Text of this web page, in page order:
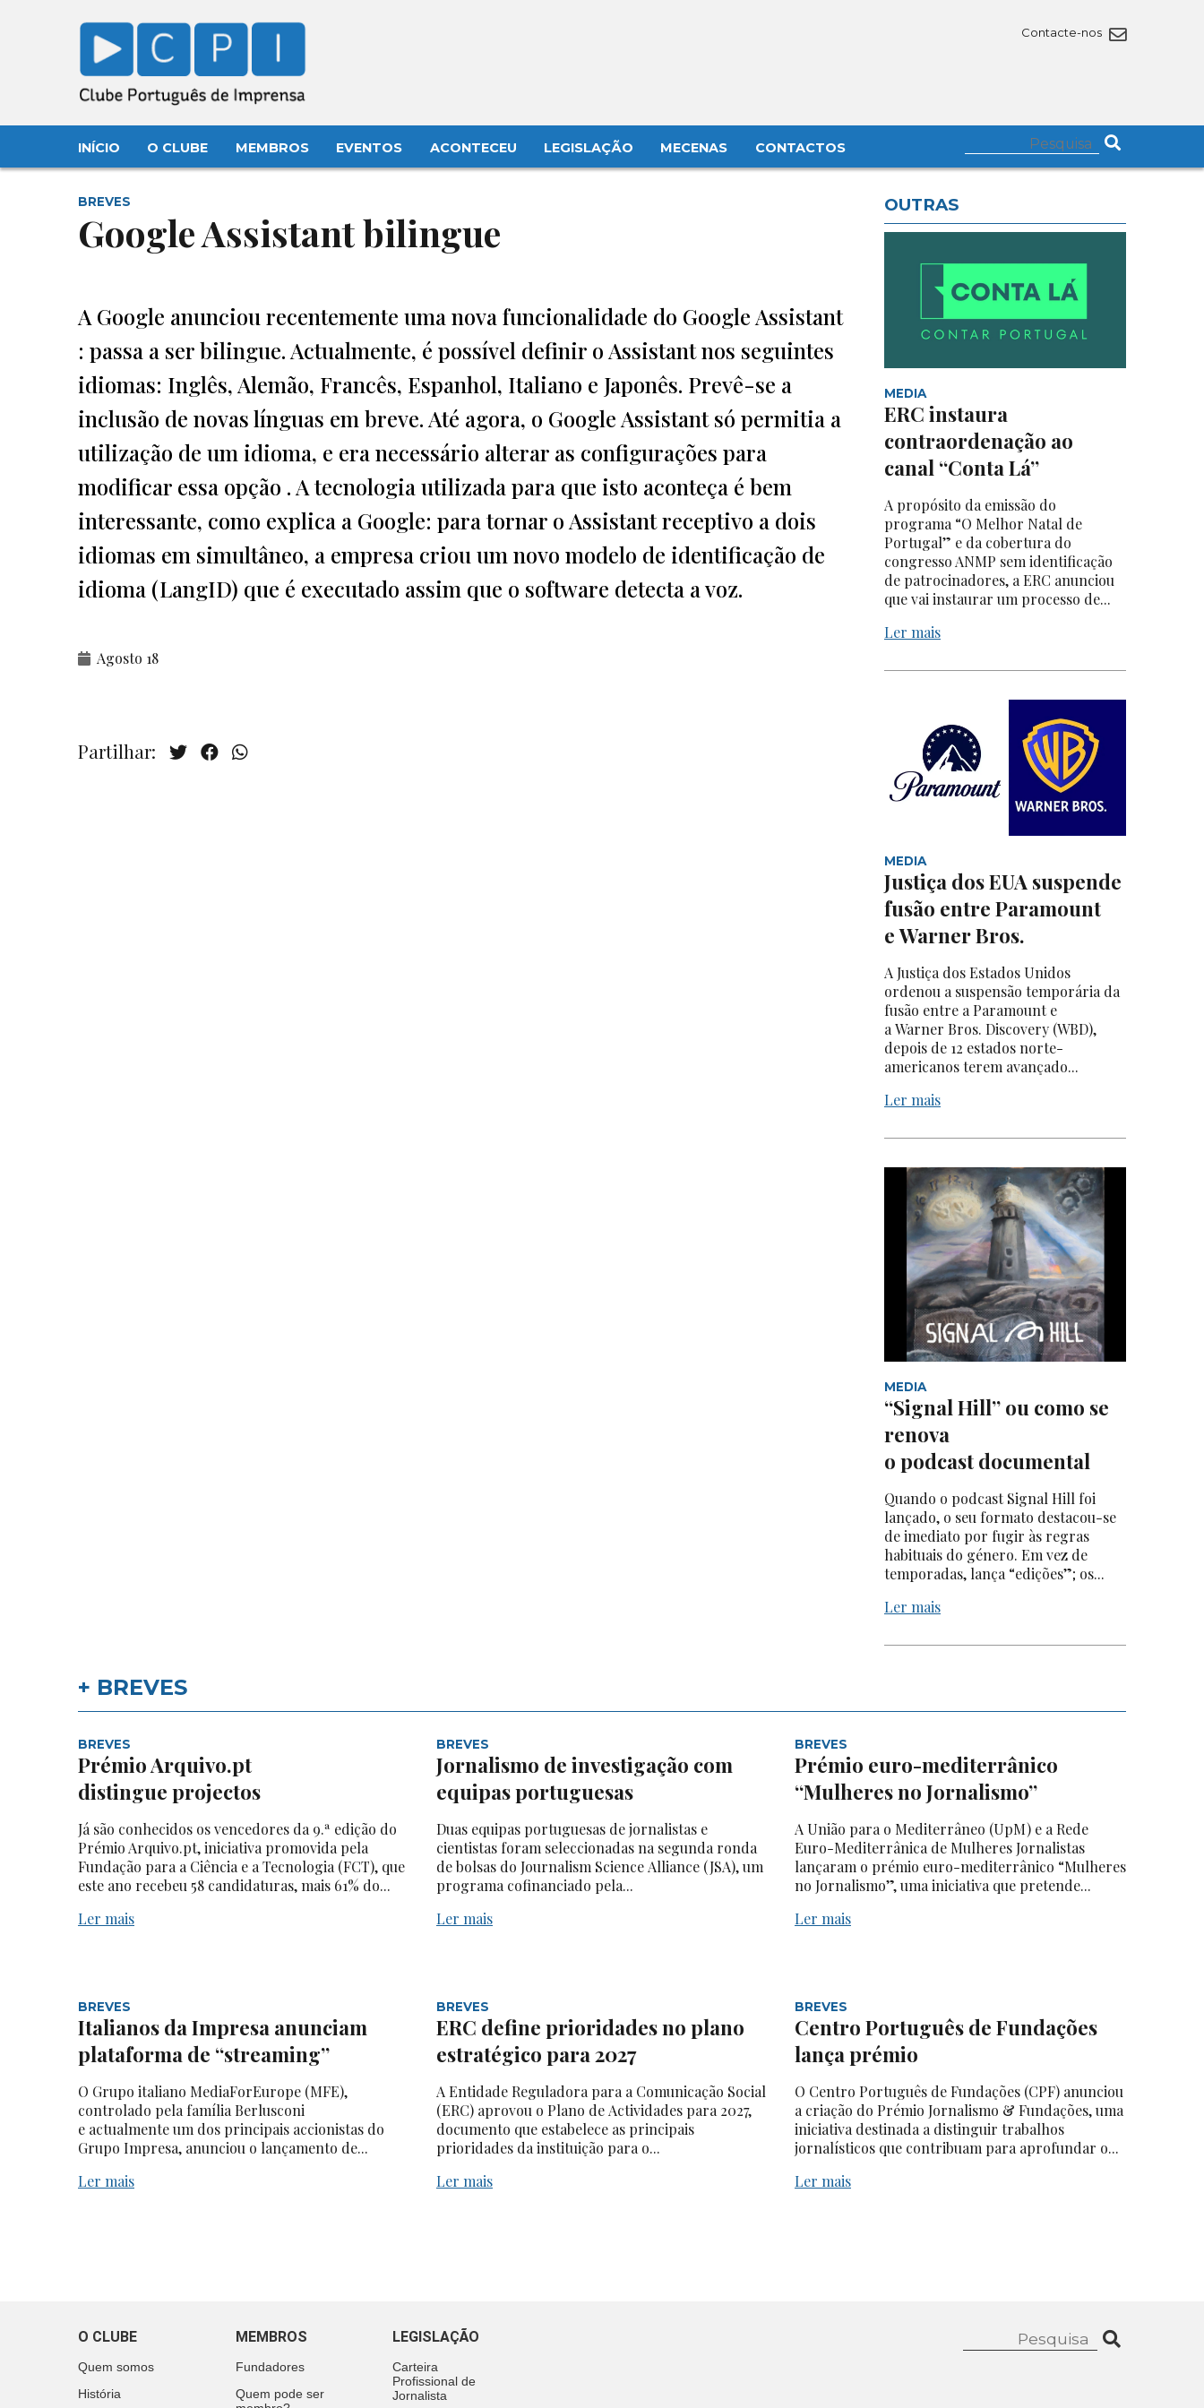
Contacte-nos
INÍCIO O CLUBE MEMBROS EVENTOS ACONTECEU LEGISLAÇÃO MECENAS CONTACTOS
BREVES
Google Assistant bilingue
A Google anunciou recentemente uma nova funcionalidade do Google Assistant
: passa a ser bilingue. Actualmente, é possível definir o Assistant nos seguintes
idiomas: Inglês, Alemão, Francês, Espanhol, Italiano e Japonês. Prevê-se a
inclusão de novas línguas em breve. Até agora, o Google Assistant só permitia a
utilização de um idioma, e era necessário alterar as configurações para
modificar essa opção . A tecnologia utilizada para que isto aconteça é bem
interessante, como explica a Google: para tornar o Assistant receptivo a dois
idiomas em simultâneo, a empresa criou um novo modelo de identificação de
idioma (LangID) que é executado assim que o software detecta a voz.
Agosto 18
Partilhar:
OUTRAS
MEDIA
ERC instaura
contraordenação ao
canal “Conta Lá”
A propósito da emissão do
programa “O Melhor Natal de
Portugal” e da cobertura do
congresso ANMP sem identificação
de patrocinadores, a ERC anunciou
que vai instaurar um processo de...
Ler mais
MEDIA
Justiça dos EUA suspende
fusão entre Paramount
e Warner Bros.
A Justiça dos Estados Unidos
ordenou a suspensão temporária da
fusão entre a Paramount e
a Warner Bros. Discovery (WBD),
depois de 12 estados norte-
americanos terem avançado...
Ler mais
MEDIA
“Signal Hill” ou como se
renova
o podcast documental
Quando o podcast Signal Hill foi
lançado, o seu formato destacou-se
de imediato por fugir às regras
habituais do género. Em vez de
temporadas, lança “edições”; os...
Ler mais
+ BREVES
BREVES
Prémio Arquivo.pt
distingue projectos
Já são conhecidos os vencedores da 9.ª edição do
Prémio Arquivo.pt, iniciativa promovida pela
Fundação para a Ciência e a Tecnologia (FCT), que
este ano recebeu 58 candidaturas, mais 61% do...
Ler mais
BREVES
Jornalismo de investigação com
equipas portuguesas
Duas equipas portuguesas de jornalistas e
cientistas foram seleccionadas na segunda ronda
de bolsas do Journalism Science Alliance (JSA), um
programa cofinanciado pela...
Ler mais
BREVES
Prémio euro-mediterrânico
“Mulheres no Jornalismo”
A União para o Mediterrâneo (UpM) e a Rede
Euro-Mediterrânica de Mulheres Jornalistas
lançaram o prémio euro-mediterrânico “Mulheres
no Jornalismo”, uma iniciativa que pretende...
Ler mais
BREVES
Italianos da Impresa anunciam
plataforma de “streaming”
O Grupo italiano MediaForEurope (MFE),
controlado pela família Berlusconi
e actualmente um dos principais accionistas do
Grupo Impresa, anunciou o lançamento de...
Ler mais
BREVES
ERC define prioridades no plano
estratégico para 2027
A Entidade Reguladora para a Comunicação Social
(ERC) aprovou o Plano de Actividades para 2027,
documento que estabelece as principais
prioridades da instituição para o...
Ler mais
BREVES
Centro Português de Fundações
lança prémio
O Centro Português de Fundações (CPF) anunciou
a criação do Prémio Jornalismo & Fundações, uma
iniciativa destinada a distinguir trabalhos
jornalísticos que contribuam para aprofundar o...
Ler mais
O CLUBE
Quem somos
História
MEMBROS
Fundadores
Quem pode ser
LEGISLAÇÃO
Carteira
Profissional de
Jornalista